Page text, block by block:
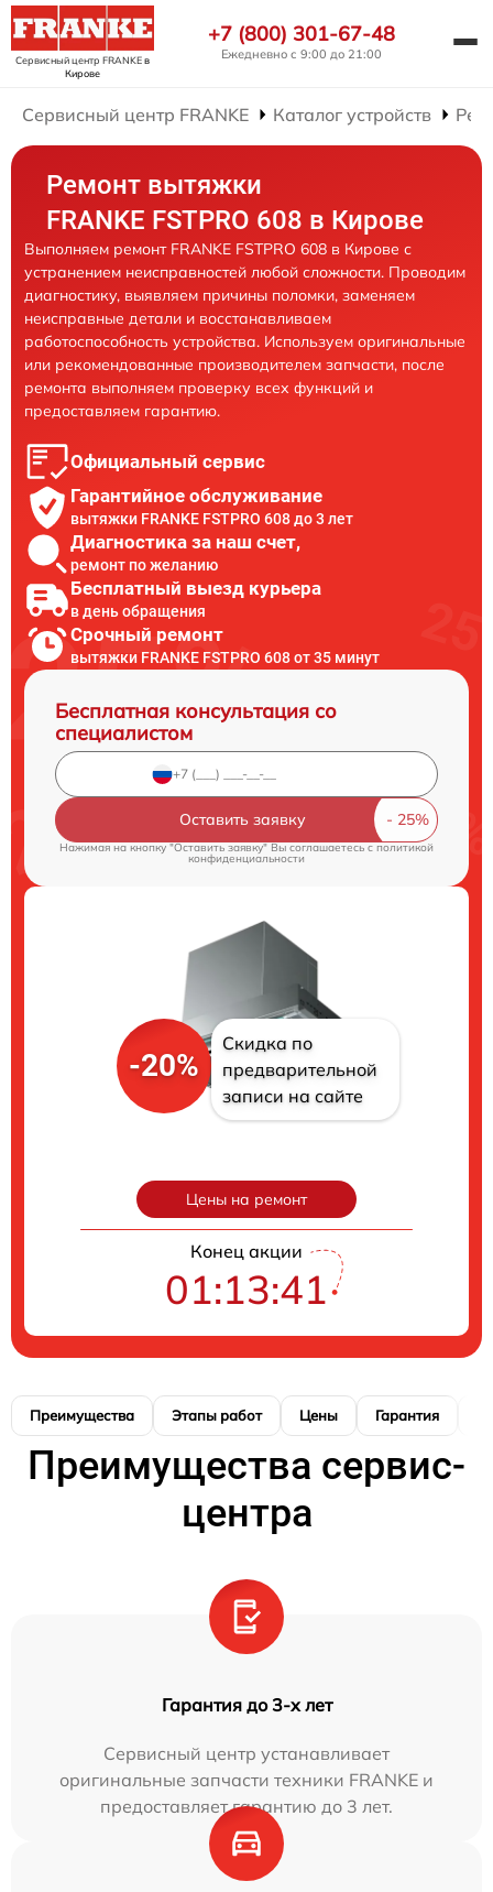
Сервисный центр FRANKEв
Кирове
+7 (800) 301-67-48
Ежедневно с 9:00 до 21:00
Сервисный центр FRANKE Каталог устройств
Ремонт вытяжки
FRANKE FSTPRO 608 в Кирове
Выполняем ремонт FRANKE FSTPRO 608 в Кирове с
устранением неисправностей любой сложности. Проводим
диагностику, выявляем причины поломки, заменяем
неисправные детали и восстанавливаем
работоспособность устройства. Используем оригинальные
или рекомендованные производителем запчасти, после
ремонта выполняем проверку всех функций и
предоставляем гарантию.
Официальный сервис
Гарантийное обслуживание
вытяжки FRANKE FSTPRO 608 до 3 лет
Диагностика за наш счет,
ремонт по желанию
Бесплатный выезд курьера
в день обращения
Срочный ремонт
вытяжки FRANKE FSTPRO 608 от 35 минут
Бесплатная консультация со
специалистом
Оставить заявку
Нажимая на кнопку "Оставить заявку" Вы соглашаетесь cполитикой
конфиденциальности
-20%
Скидка по
предварительной
записи на сайте
Цены на ремонт
Конец акции
01:13:41
Преимущества Этапы работ Цены Гарантия
Преимущества сервис-
центра
Гарантия до 3-х лет
Сервисный центр устанавливает
оригинальные запчасти техники FRANKE и
предоставляет гарантию до 3 лет.